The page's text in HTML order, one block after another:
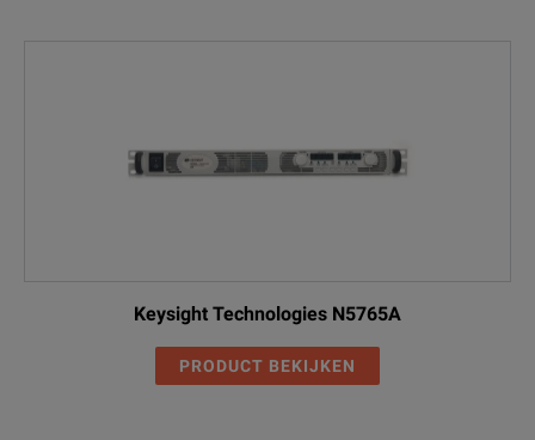
Keysight Technologies N5765A
PRODUCT BEKIJKEN